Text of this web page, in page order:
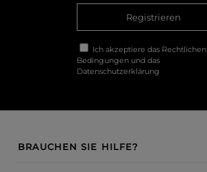
Registrieren
Ich akzeptiere das Rechtlichen
Bedingungen und das
Datenschutzerklärung
BRAUCHEN SIE HILFE?